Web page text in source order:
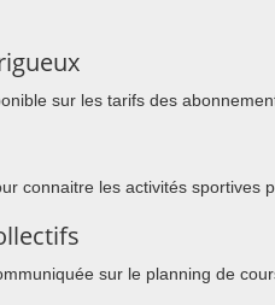
sur les tarifs des
connaitre les activités sportives
sur le planning de